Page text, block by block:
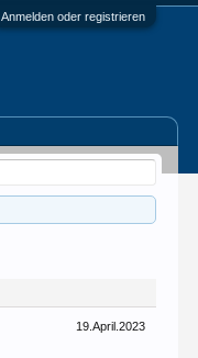
Anmelden oder registrieren
19.April.2023